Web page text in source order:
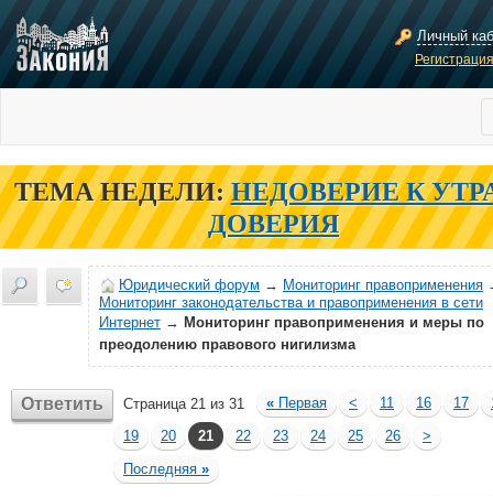
Личный
ТЕМА НЕДЕЛИ: НЕДОВЕРИЕ К
ДОВЕРИЯ
Юридический форум → Мониторинг правоприменения
Мониторинг законодательства и правоприменения в сети
Интернет → Мониторинг правоприменения и меры по
преодолению правового нигилизма
Ответить Страница 21 из 31 « Первая < 11 16 17
19
20 21 22 23 24 25 26
>
Последняя »